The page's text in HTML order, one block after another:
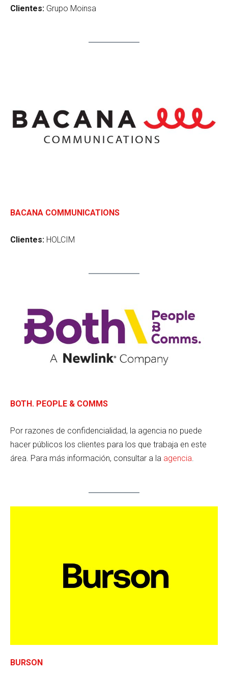
Clientes: Grupo Moinsa
BACANA COMMUNICATIONS
Clientes: HOLCIM
BOTH. PEOPLE & COMMS
Por razones de confidencialidad, la agencia no puede
hacer públicos los clientes para los que trabaja en este
área. Para más información, consultar a la agencia.
BURSON